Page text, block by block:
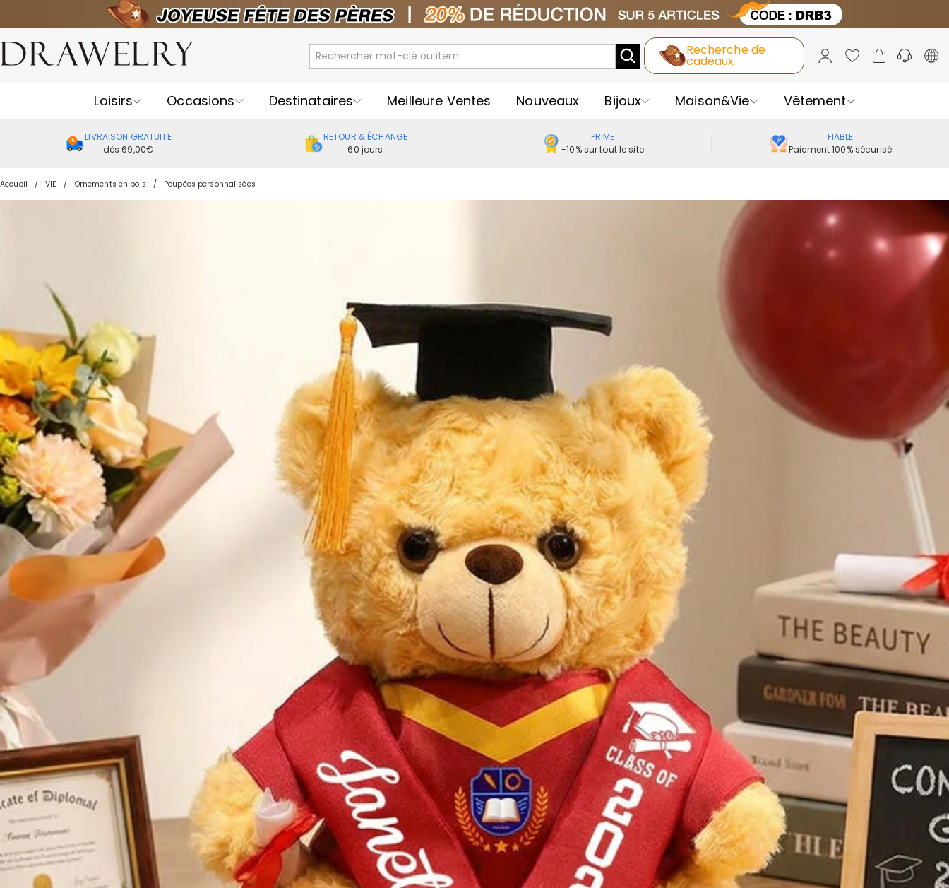
Recherche de
cadeaux
Loisirs Occasions Destinataires Meilleure Ventes Nouveaux Bijoux Maison&Vie Vêtement
LIVRAISON GRATUITE
dès 69,00€
RETOUR & ÉCHANGE
60 jours
PRIME
-10% sur tout le site
FIABLE
Paiement 100% sécurisé
Accueil VIE Ornements en bois Poupées personnalisées